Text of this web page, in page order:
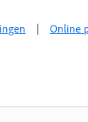
| Online